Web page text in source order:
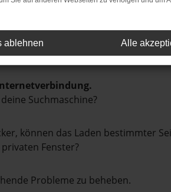
Suchmaschine?
können das Laden bestimmter
Fenster?
Probleme zu beheben.
ablehnen Alle